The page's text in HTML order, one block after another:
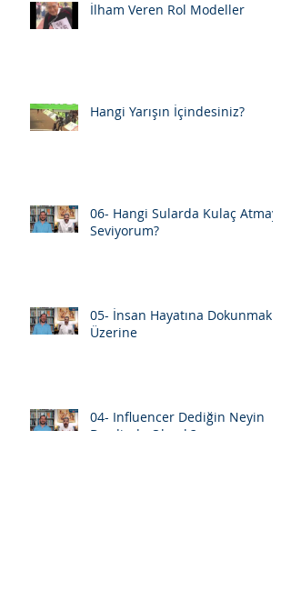
İlham Veren Rol Modeller
Hangi Yarışın İçindesiniz?
06- Hangi Sularda Kulaç Atmayı
Seviyorum?
05- İnsan Hayatına Dokunmak
Üzerine
04- Influencer Dediğin Neyin
Derdinde Olmalı?